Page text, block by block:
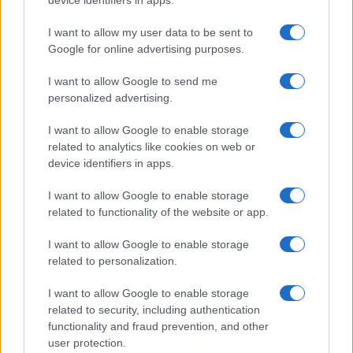
I want to allow my user data to be sent to
Google for online advertising purposes.
I want to allow Google to send me
personalized advertising.
I want to allow Google to enable storage
related to analytics like cookies on web or
device identifiers in apps.
I want to allow Google to enable storage
related to functionality of the website or app.
I want to allow Google to enable storage
related to personalization.
I want to allow Google to enable storage
related to security, including authentication
functionality and fraud prevention, and other
user protection.
Hottner, Head of Commodities di Vontobel
sottolineando chel’oro potrebbe superare
Risparmi, ecco come proteggerli dai dazi
a cosa nasconde l’argento
Perché la Groenlandia è così importante, ma
l’Europa non l’ha capito
Società minerarie: margini in
crescita e valutazioni in risalita